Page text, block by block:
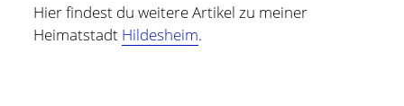
(PMT) im Compute Middleware Bereich bei der ETAS
GmbH verantwortlich.
Hier findest du weitere Artikel zu meiner
Heimatstadt Hildesheim.